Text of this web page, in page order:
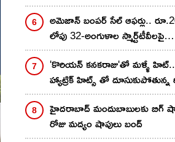
సంచలన కామెంట్స్..
అమెజాన్ బంపర్ సేల్ ఆఫర్లు..
లోపు 32-అంగుళాల స్మార్ట్‌టీవీలపై
దిమ్మతిరిగే డిస్కౌంట్లు..!
'కొరియన్ కనకరాజు'తో మళ్ళీ హిట్..
హ్యాట్రిక్ హిట్స్ తో
నాయక్..
హైదరాబాద్‌ మందుబాబులకు బిగ్
రోజు మద్యం షాపులు బంద్